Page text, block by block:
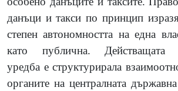
данъци и такси по принцип
степен автономността на една
като публична. Действащата
уредба е структурирала
органите на централната